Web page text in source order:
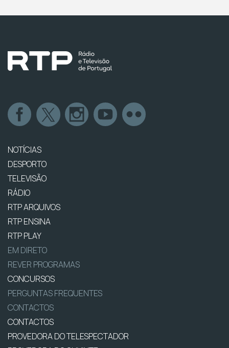
NOTÍCIAS
DESPORTO
TELEVISÃO
RÁDIO
RTP ARQUIVOS
RTP ENSINA
RTP PLAY
EM DIRETO
REVER PROGRAMAS
CONCURSOS
PERGUNTAS FREQUENTES
CONTACTOS
CONTACTOS
PROVEDORA DO TELESPECTADOR